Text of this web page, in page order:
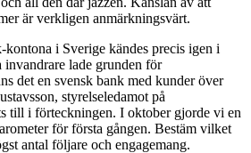
är verkligen anmärkningsvärt.
i Sverige kändes precis igen i
invandrare lade grunden för
det en svensk bank med kunder över
styrelseledamot på
till i förteckningen. I oktober gjorde vi en
för första gången. Bestäm vilket
antal följare och engagemang.